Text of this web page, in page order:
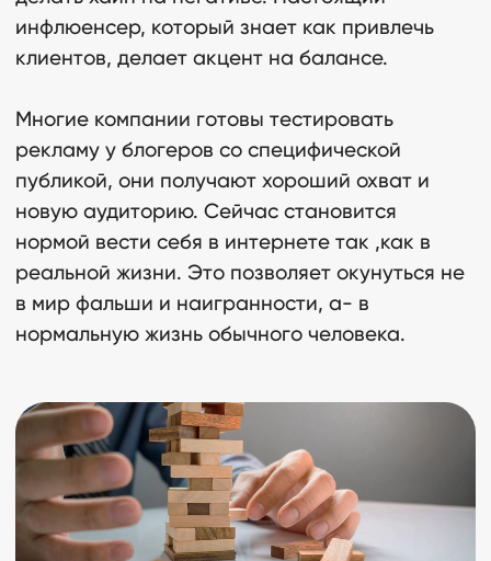
инфлюенсер, который знает как привлечь
клиентов, делает акцент на балансе.
Многие компании готовы тестировать
рекламу у блогеров со специфической
публикой, они получают хороший охват и
новую аудиторию. Сейчас становится
нормой вести себя в интернете так ,как в
реальной жизни. Это позволяет окунуться не
в мир фальши и наигранности, а- в
нормальную жизнь обычного человека.
Читать еще